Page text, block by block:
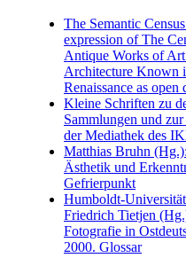
The Semantic
expression of The
Antique Works of Art
Architecture Known
Renaissance as open
Kleine Schriften zu
Sammlungen und
der Mediathek des
Matthias Bruhn
Ästhetik und
Gefrierpunkt
Humboldt-
Friedrich Tietjen
Fotografie in
2000. Glossar